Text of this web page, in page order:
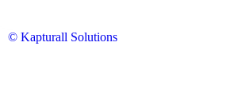
© Kapturall Solutions